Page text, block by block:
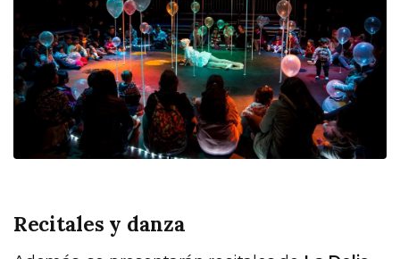
Recitales y danza